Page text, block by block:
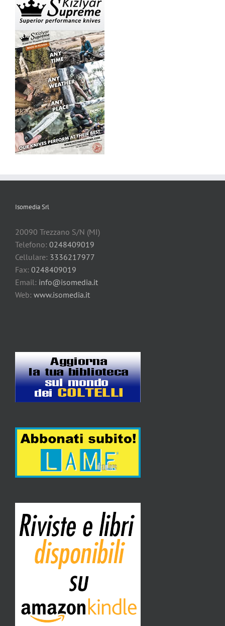
Isomedia Srl
20090 Trezzano S/N (MI)
Telefono: 0248409019
Cellulare: 3336217977
Fax: 0248409019
Email: info@isomedia.it
Web: www.isomedia.it